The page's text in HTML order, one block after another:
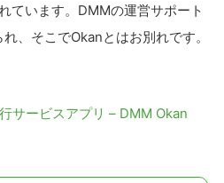
ています。DMMの運営サポート
、そこでOkanとはお別れです。
サービスアプリ – DMM Okan